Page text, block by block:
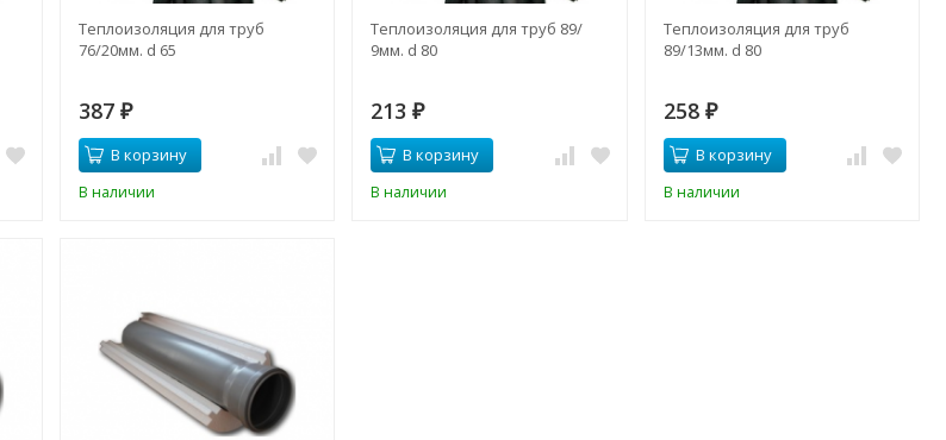
Теплоизоляция для труб
76/20мм. d 65
387 ₽
В корзину
В наличии
Теплоизоляция для труб 89/
9мм. d 80
213₽
В корзину
В наличии
Теплоизоляция для труб
89/13мм. d 80
258 ₽
В корзину
В наличии